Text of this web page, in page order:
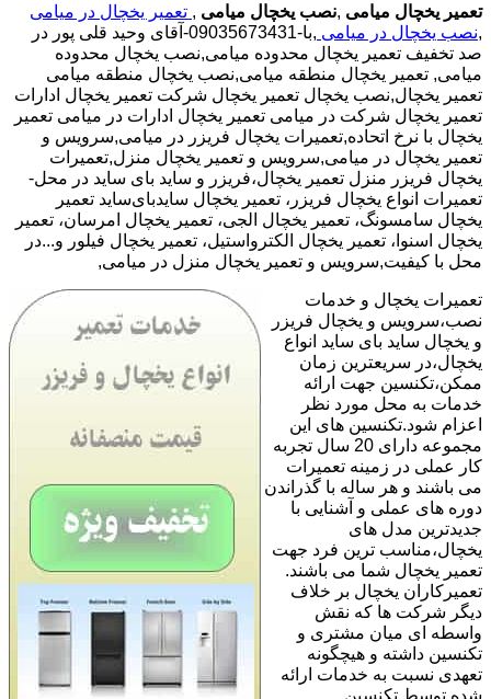
تعمیر یخچال میامی ,نصب یخچال میامی , تعمیر یخچال در میامی
,نصب یخچال در میامی
,با-09035673431-آقای وحید قلی پور در
صد تخفیف تعمیر یخچال محدوده میامی,نصب یخچال محدوده
میامی, تعمیر یخچال منطقه میامی,نصب یخچال منطقه میامی
تعمیر یخچال,نصب یخچال تعمیر یخچال شرکت تعمیر یخچال ادارات
تعمیر یخچال شرکت در میامی تعمیر یخچال ادارات در میامی تعمیر
یخچال با نرخ اتحاده,تعمیرات یخچال فریزر در میامی,سرویس و
تعمیر یخچال در میامی,سرویس و تعمیر یخچال منزل,تعمیرات
یخچال فریزر منزل تعمیر یخچال،فریزر و ساید بای ساید در محل-
تعمیرات انواع یخچال فریزر، تعمیر یخچال سایدبای‌ساید تعمیر
یخچال سامسونگ، تعمیر یخچال الجی، تعمیر یخچال امرسان، تعمیر
یخچال اسنوا، تعمیر یخچال الکترواستیل، تعمیر یخچال فیلور و...در
محل با کیفیت,سرویس و تعمیر یخچال منزل در میامی,
تعمیرات یخچال و خدمات
نصب،سرویس و یخچال فریزر
و یخچال ساید بای ساید انواع
یخچال،در سریعترین زمان
ممکن،تکنسین جهت ارائه
خدمات به محل مورد نظر
اعزام شود.تکنسین های این
مجموعه دارای 20 سال تجربه
کار عملی در زمینه تعمیرات
می باشند و هر ساله با گذراندن
دوره های عملی و آشنایی با
جدیدترین مدل های
یخچال،مناسب ترین فرد جهت
تعمیر یخچال شما می باشند.
تعمیرکاران یخچال بر خلاف
دیگر شرکت ها که نقش
واسطه ای میان مشتری و
تکنسین داشته و هیچگونه
تعهدی نسبت به خدمات ارائه
شده توسط تکنسین